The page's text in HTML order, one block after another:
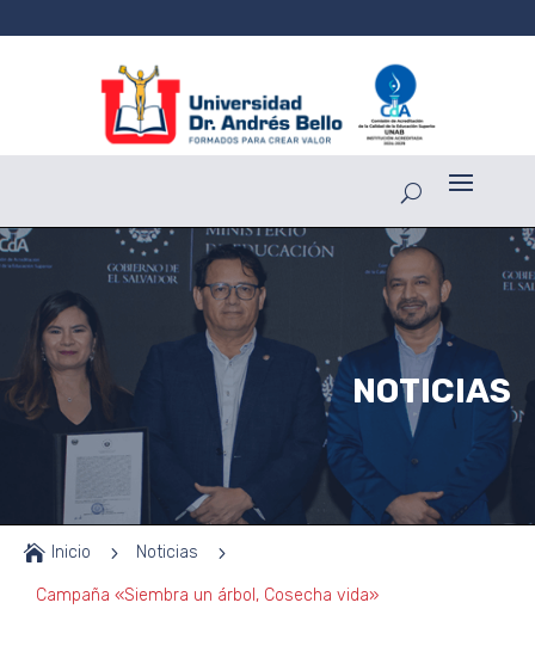
NOTICIAS
 Inicio 5 Noticias 5
Campaña «Siembra un árbol, Cosecha vida»